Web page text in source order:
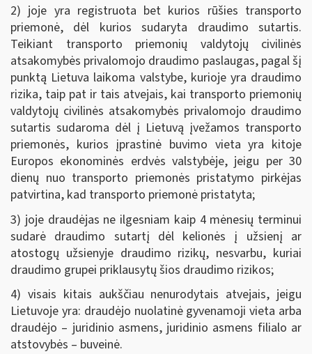
2) joje yra registruota bet kurios rūšies transporto
priemonė, dėl kurios sudaryta draudimo sutartis.
Teikiant transporto priemonių valdytojų civilinės
atsakomybės privalomojo draudimo paslaugas, pagal šį
punktą Lietuva laikoma valstybe, kurioje yra draudimo
rizika, taip pat ir tais atvejais, kai transporto priemonių
valdytojų civilinės atsakomybės privalomojo draudimo
sutartis sudaroma dėl į Lietuvą įvežamos transporto
priemonės, kurios įprastinė buvimo vieta yra kitoje
Europos ekonominės erdvės valstybėje, jeigu per 30
dienų nuo transporto priemonės pristatymo pirkėjas
patvirtina, kad transporto priemonė pristatyta;
3) joje draudėjas ne ilgesniam kaip 4 mėnesių terminui
sudarė draudimo sutartį dėl kelionės į užsienį ar
atostogų užsienyje draudimo rizikų, nesvarbu, kuriai
draudimo grupei priklausytų šios draudimo rizikos;
4) visais kitais aukščiau nenurodytais atvejais, jeigu
Lietuvoje yra: draudėjo nuolatinė gyvenamoji vieta arba
draudėjo – juridinio asmens, juridinio asmens filialo ar
atstovybės – buveinė.